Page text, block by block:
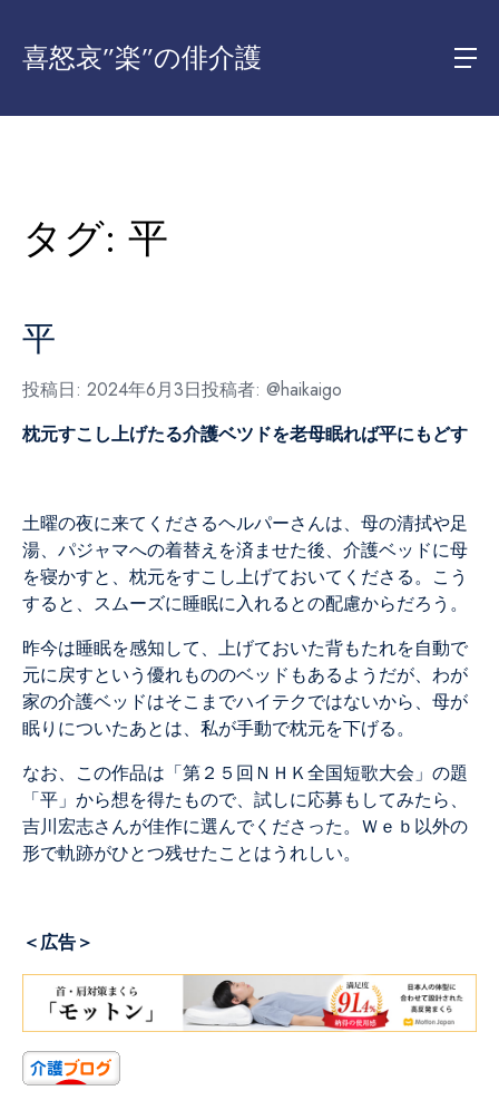
喜怒哀”楽”の俳介護
タグ: 平
平
投稿日: 2024年6月3日投稿者: @haikaigo
枕元すこし上げたる介護ベツドを老母眠れば平にもどす
土曜の夜に来てくださるヘルパーさんは、母の清拭や足
湯、パジャマへの着替えを済ませた後、介護ベッドに母
を寝かすと、枕元をすこし上げておいてくださる。こう
すると、スムーズに睡眠に入れるとの配慮からだろう。
昨今は睡眠を感知して、上げておいた背もたれを自動で
元に戻すという優れもののベッドもあるようだが、わが
家の介護ベッドはそこまでハイテクではないから、母が
眠りについたあとは、私が手動で枕元を下げる。
なお、この作品は「第２５回ＮＨＫ全国短歌大会」の題
「平」から想を得たもので、試しに応募もしてみたら、
吉川宏志さんが佳作に選んでくださった。Ｗｅｂ以外の
形で軌跡がひとつ残せたことはうれしい。
＜広告＞